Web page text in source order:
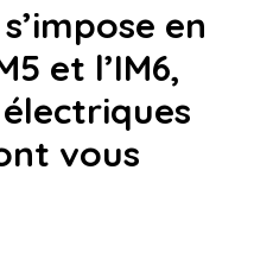
en
et l’IM6,
vous